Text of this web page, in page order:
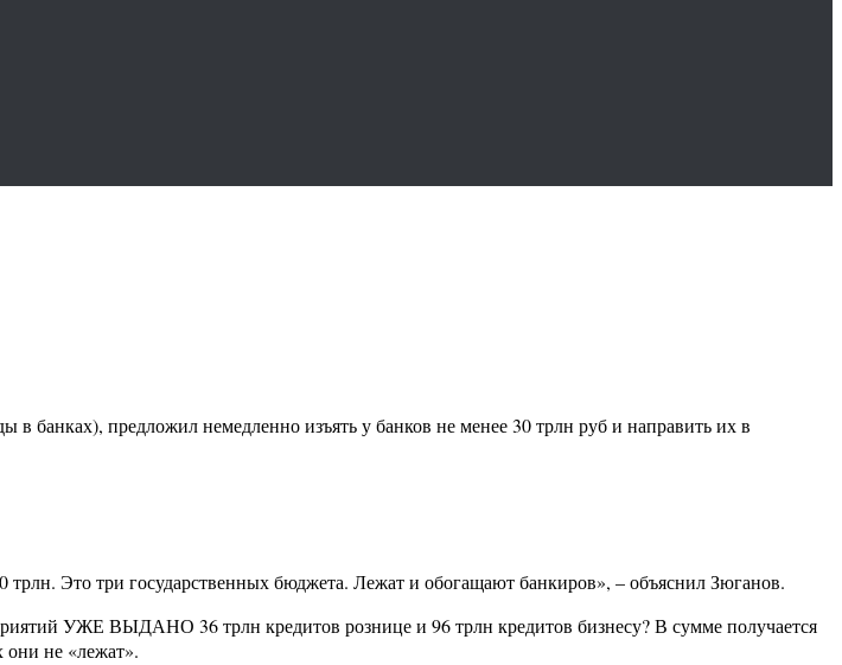
банках), предложил немедленно изъять у банков не менее 30 трлн руб и направить их в
Это три государственных бюджета. Лежат и обогащают банкиров», – объяснил Зюганов.
УЖЕ ВЫДАНО 36 трлн кредитов рознице и 96 трлн кредитов бизнесу? В сумме получается
они не «лежат».